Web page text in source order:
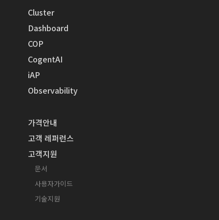
Cluster
Dashboard
COP
CogentAI
iAP
Observability
가격안내
고객 레퍼런스
고객지원
문서
사용자가이드
기술지원